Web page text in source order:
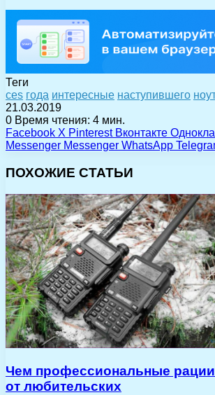
Теги
ces года интересные наступившего
21.03.2019
0 Время чтения: 4 мин.
Facebook X Pinterest Вконтакте
Messenger Messenger WhatsApp
ПОХОЖИЕ СТАТЬИ
Чем профессиональные
от любительских